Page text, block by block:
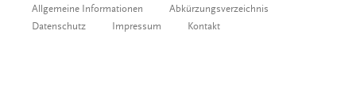
Allgemeine Informationen
Abkürzungsverzeichnis
Datenschutz
Impressum Kontakt